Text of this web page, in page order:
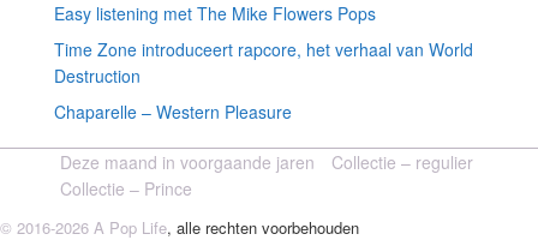
Easy listening met The Mike Flowers Pops
Time Zone introduceert rapcore, het verhaal van World
Destruction
Chaparelle – Western Pleasure
Deze maand in voorgaande jaren
Collectie – regulier
Collectie – Prince
© 2016-2026 A Pop Life, alle rechten voorbehouden